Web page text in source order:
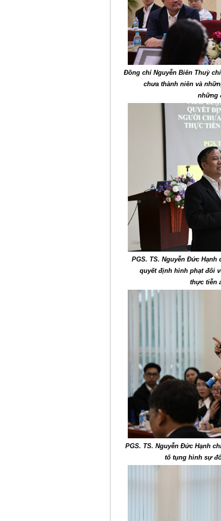
Đồng chí Nguyễn Biên Thuỳ
chưa thành niên và
những
PGS. TS. Nguyễn Đức
quyết định hình phạt đối
thực tiễn
PGS. TS. Nguyễn Đức Hạnh
tố tụng hình sự